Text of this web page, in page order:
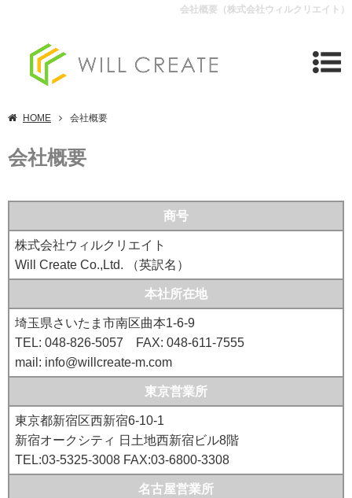
会社概要（株式会社ウィルクリエイト）
HOME 会社概要
会社概要
商号
株式会社ウィルクリエイト
Will Create Co.,Ltd. （英訳名）
本社所在地
埼玉県さいたま市南区曲本1-6-9
TEL: 048-826-5057 FAX: 048-611-7555
mail: info@willcreate-m.com
東京営業所
東京都新宿区西新宿6-10-1
新宿オークシティ 日土地西新宿ビル8階
TEL:03-5325-3008 FAX:03-6800-3308
名古屋営業所